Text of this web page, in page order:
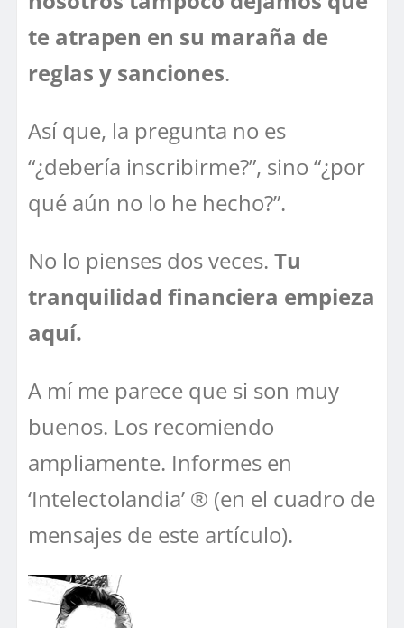
te atrapen en su maraña de
reglas y sanciones.
Así que, la pregunta no es
“¿debería inscribirme?”, sino “¿por
qué aún no lo he hecho?”.
No lo pienses dos veces. Tu
tranquilidad financiera empieza
aquí.
A mí me parece que si son muy
buenos. Los recomiendo
ampliamente. Informes en
‘Intelectolandia’ ® (en el cuadro de
mensajes de este artículo).